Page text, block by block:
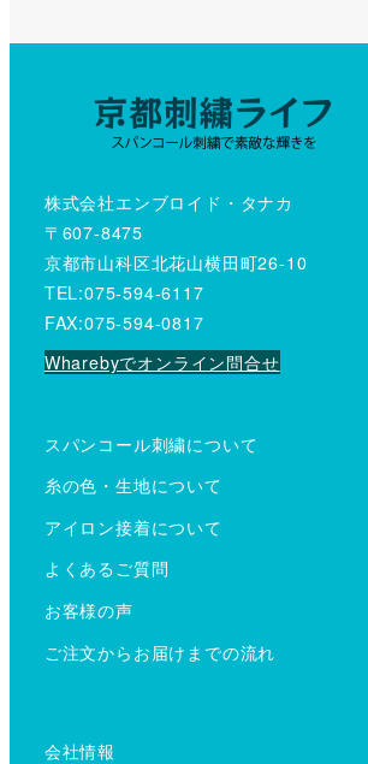
株式会社エンブロイド・タナカ
〒607-8475
京都市山科区北花山横田町26-10
TEL:075-594-6117
FAX:075-594-0817
Wharebyでオンライン問合せ
スパンコール刺繍について
糸の色・生地について
アイロン接着について
よくあるご質問
お客様の声
ご注文からお届けまでの流れ
会社情報